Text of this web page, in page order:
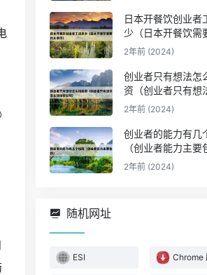
日本开餐饮创业者
少（日本开餐饮需
条件）
2年前 (2024)
创业者只有想法怎
资（创业者只有想
找投资公司）
2年前 (2024)
创业者的能力有几
（创业者能力主要
2年前 (2024)
随机网址
ESI